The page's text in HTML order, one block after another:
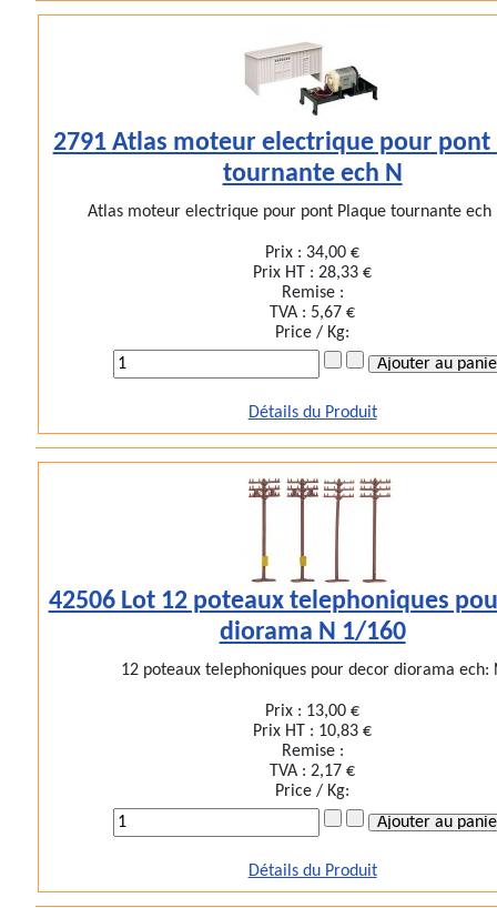
2791 Atlas moteur electrique pour pont
tournante ech N
Atlas moteur electrique pour pont Plaque tournante ech
Prix : 34,00 €
Prix HT :28,33 €
Remise :
TVA : 5,67 €
Price / Kg:
Détails du Produit
42506 Lot 12 poteaux telephoniques
diorama N 1/160
12 poteaux telephoniques pour decor diorama ech:
Prix : 13,00 €
Prix HT : 10,83 €
Remise :
TVA :2,17 €
Price / Kg:
Détails du Produit